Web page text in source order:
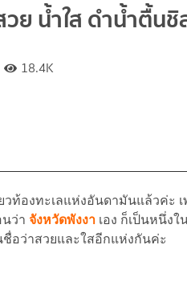
วย น้ำใส ดำน้ำตื้นชิ
18.4K
ท้องทะเลแห่งอันดามันแล้วค่ะ เ
ว่า จังหวัดพังงา เอง ก็เป็นหนึ่งใ
ชื่อว่าสวยและใสอีกแห่งกันค่ะ